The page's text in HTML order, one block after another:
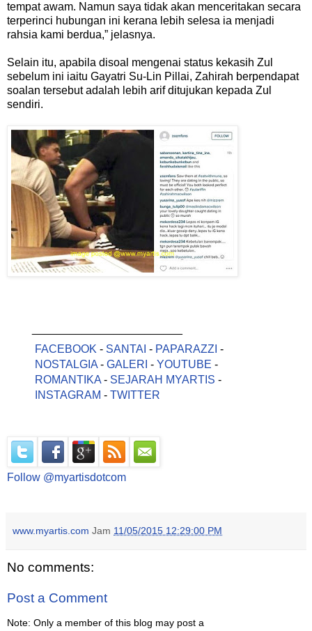
tempat awam. Namun saya tidak akan menceritakan secara
terperinci hubungan ini kerana lebih selesa ia menjadi
rahsia kami berdua,” jelasnya.
Selain itu, apabila disoal mengenai status kekasih Zul
sebelum ini iaitu Gayatri Su-Lin Pillai, Zahirah berpendapat
soalan tersebut adalah lebih arif ditujukan kepada Zul
sendiri.
FACEBOOK - SANTAI - PAPARAZZI -
NOSTALGIA- GALERI - YOUTUBE -
ROMANTIKA- SEJARAH MYARTIS -
INSTAGRAM - TWITTER
Follow @myartisdotcom
www.myartis.com Jam 11/05/2015 12:29:00 PM
No comments:
Post a Comment
Note: Only a member of this blog may post a